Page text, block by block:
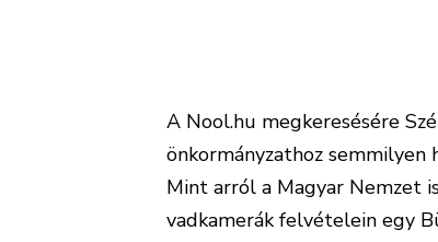
A Nool.hu megkeresésére
önkormányzathoz semmilyen
Mint arról a Magyar Nemzet
vadkamerák felvételein egy